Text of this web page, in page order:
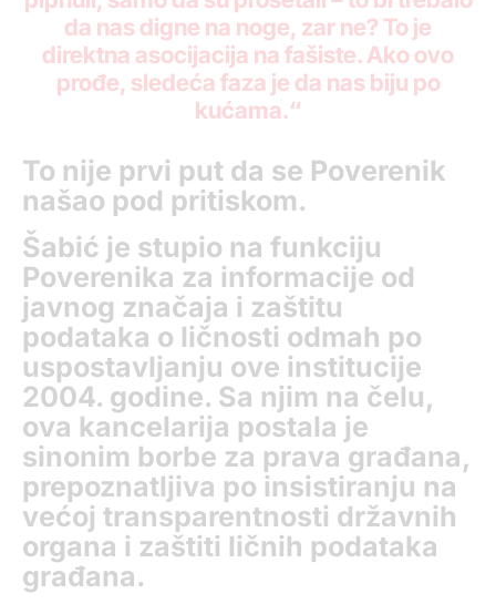
da nas digne na noge, zar ne? To je
direktna asocijacija na fašiste. Ako ovo
prođe, sledeća faza je da nas biju po
kućama.“
To nije prvi put da se Poverenik
našao pod pritiskom.
Šabić je stupio na funkciju
Poverenika za informacije od
javnog značaja i zaštitu
podataka o ličnosti odmah po
uspostavljanju ove institucije
2004. godine. Sa njim na čelu,
ova kancelarija postala je
sinonim borbe za prava građana,
prepoznatljiva po insistiranju na
većoj transparentnosti državnih
organa i zaštiti ličnih podataka
građana.